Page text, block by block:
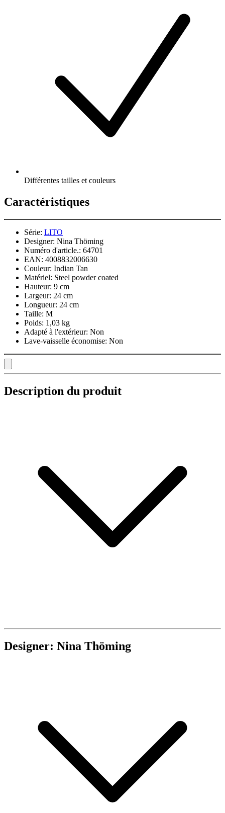
Différentes tailles et couleurs
Caractéristiques
Série: LITO
Designer: Nina Thöming
Numéro d'article.: 64701
EAN: 4008832006630
Couleur: Indian Tan
Matériel: Steel powder coated
Hauteur: 9 cm
Largeur: 24 cm
Longueur: 24 cm
Taille: M
Poids: 1,03 kg
Adapté à l'extérieur: Non
Lave-vaisselle économise: Non
Description du produit
Designer: Nina Thöming